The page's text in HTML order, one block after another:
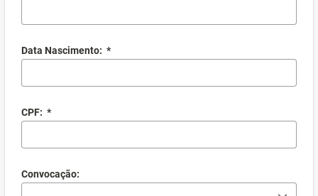
Data Nascimento: *
CPF: *
Convocação: